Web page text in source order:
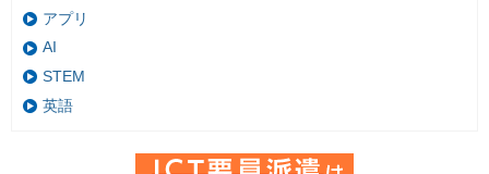
アプリ
AI
STEM
英語